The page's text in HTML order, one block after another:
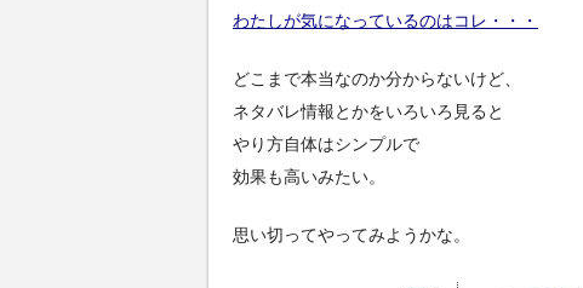
わたしが気になっているのはコレ・・・
どこまで本当なのか分からないけど、
ネタバレ情報とかをいろいろ見ると
やり方自体はシンプルで
効果も高いみたい。
思い切ってやってみようかな。